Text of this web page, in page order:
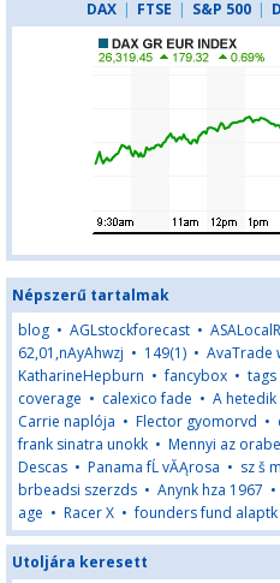
DAX | FTSE | S&P 500 |
Népszerű tartalmak
blog • AGLstockforecast •
62,01,nAyAhwzj • 149(1) • AvaTrade
KatharineHepburn •fancybox • tags
coverage • calexico fade • A
Carrie naplója • Flector gyomorvd •
frank sinatra unokk • Mennyi az
Descas • Panama fĹ vĂĄrosa • sz š
brbeadsi szerzds • Anynk hza 1967 •
age • Racer X •founders fund alaptk
Utoljára keresett